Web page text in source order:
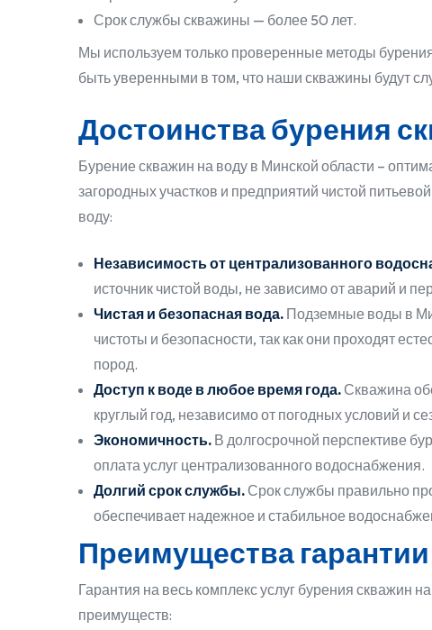
Срок службы скважины — более 50 лет.
Мы используем только проверенные методы
быть уверенными в том, что наши скважины будут
Достоинства бурения
Бурение скважин на воду в Минской области –
загородных участков и предприятий чистой
воду:
Независимость от централизованного
источник чистой воды, не зависимо от аварий и
Чистая и безопасная вода. Подземные воды в
чистоты и безопасности, так как они проходят
пород.
Доступ к воде в любое время года. Скважина
круглый год, независимо от погодных условий и
Экономичность. В долгосрочной перспективе
оплата услуг централизованного водоснабжения.
Долгий срок службы. Срок службы правильно
обеспечивает надежное и стабильное
Преимущества
Гарантия на весь комплекс услуг бурения скважин
преимуществ: